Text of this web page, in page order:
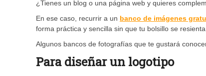
¿Tienes un blog o una página web y quieres
En ese caso, recurrir a un banco de imágenes
forma práctica y sencilla sin que tu bolsillo se
Algunos bancos de fotografías que te gustará
Para diseñar un logotipo